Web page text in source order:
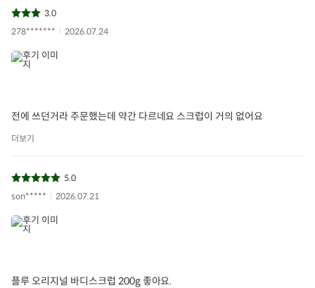
3.0
278*******
2026.07.24
전에 쓰던거라 주문했는데 약간 다르네요 스크럽이 거의 없어요
더보기
5.0
son*****
2026.07.21
플루 오리지널 바디스크럽 200g 좋아요.